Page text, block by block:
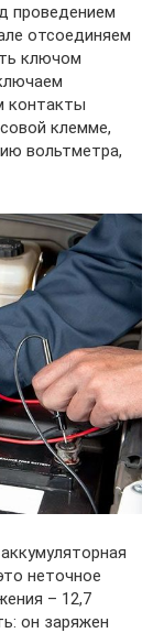
проведением
отсоединяем
ключом
контакты
клемме,
вольтметра,
неточное
– 12,7
он заряжен